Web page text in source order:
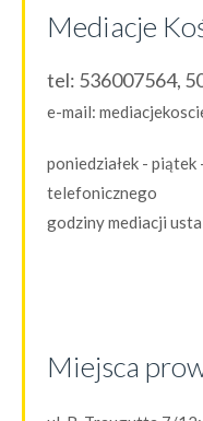
Mediacje
tel: 536007564,
e-mail:
poniedziałek -
telefonicznego
godziny mediacji
Miejsca